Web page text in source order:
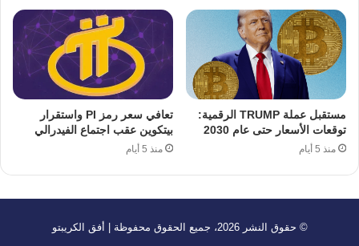
مستقبل عملة TRUMP الرقمية:
توقعات الأسعار حتى عام 2030
منذ 5 أيام
تعافي سعر رمز PI واستقرار
بيتكوين عقب اجتماع الفيدرالي
منذ 5 أيام
© حقوق النشر 2026، جميع الحقوق محفوظة | أفق الكريبتو